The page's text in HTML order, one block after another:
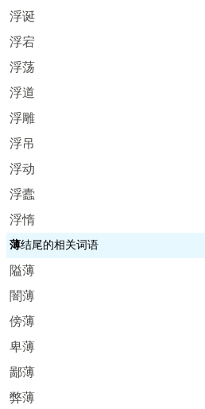
浮诞
浮宕
浮荡
浮道
浮雕
浮吊
浮动
浮蠹
浮惰
薄结尾的相关词语
隘薄
闇薄
傍薄
卑薄
鄙薄
弊薄